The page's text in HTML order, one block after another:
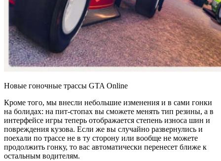
Новые гоночные трассы GTA Online
Кроме того, мы внесли небольшие изменения и в сами гонки
на болидах: на пит-стопах вы сможете менять тип резины, а в
интерфейсе игры теперь отображается степень износа шин и
повреждения кузова. Если же вы случайно развернулись и
поехали по трассе не в ту сторону или вообще не можете
продолжить гонку, то вас автоматически перенесет ближе к
остальным водителям.